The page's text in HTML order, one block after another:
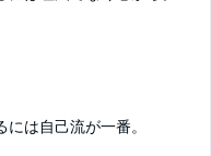
は自己流が一番。